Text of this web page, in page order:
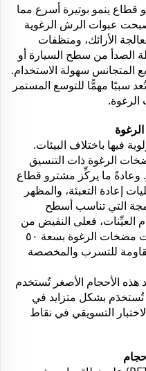
قطاع ينمو بوتيرة أسرع مما
عبوات الرش الرغوية
الأرائك، ومنظفات
الصدأ من سطح السيارة أو
المتجانس سهولة الاستخدام.
سببًا مهمًّا للتوسع المستمر
فيها باختلاف البيئات.
الرغوة ذات التنسيق
وعادةً ما يركِّز مشترو قطاع
إعادة التعبئة، والمظهر
التي تناسب أسطح
العيِّنات، فعلى النقيض من
ذلك، فهي ما يدفع الطلب نحو عبوات مضخات الرغوة بسعة ٥٠
المقاومة للتسرب والمخصصة
هذه الأحجام الأصغر تُستخدم
بشكل متزايد في
التسويقي في نقاط